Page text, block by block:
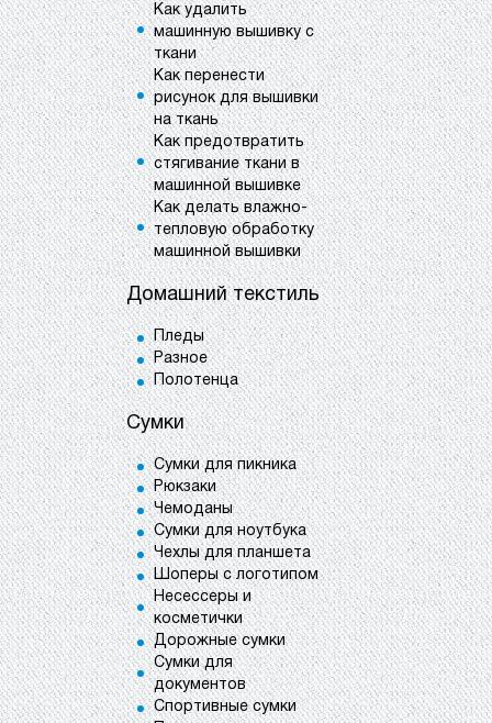
Как удалить
машинную вышивку с
ткани
Как перенести
рисунок для вышивки
на ткань
Как предотвратить
стягивание ткани в
машинной вышивке
Как делать влажно-
тепловую обработку
машинной вышивки
Домашний текстиль
Пледы
Разное
Полотенца
Сумки
Сумки для пикника
Рюкзаки
Чемоданы
Сумки для ноутбука
Чехлы для планшета
Шоперы с логотипом
Несессеры и
косметички
Дорожные сумки
Сумки для
документов
Спортивные сумки